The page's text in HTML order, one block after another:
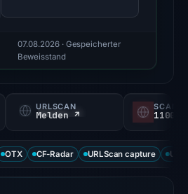
positive
findings
domain.
score:
88/100;
07.08.2026· Gespeicherter
Beweisstand
URLSCAN
Melden ↗ 1100/
OTX CF-Radar URLScan capture